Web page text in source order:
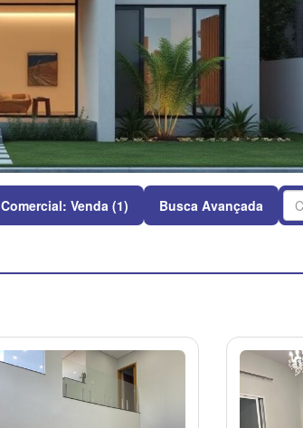
Comercial: Venda (1) Busca Avançada